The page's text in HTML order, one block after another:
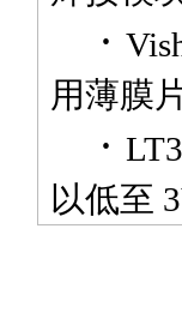
·
用薄膜
·
以低至